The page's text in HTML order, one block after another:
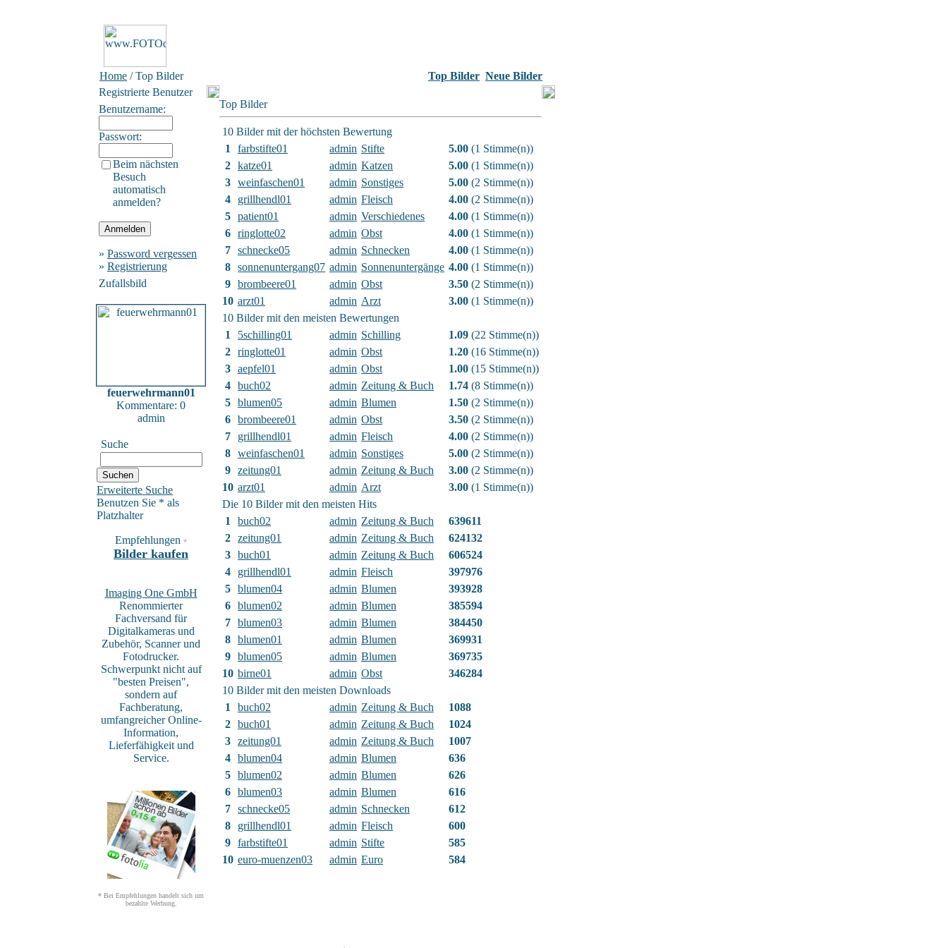
Home / Top Bilder Top Bilder Neue Bilder
Registrierte Benutzer
Benutzername:
Passwort:
Beim nächsten
Besuch
automatisch
anmelden?
» Password vergessen
» Registrierung
Zufallsbild
feuerwehrmann01
Kommentare: 0
admin
Suche
Erweiterte Suche
Benutzen Sie * als
Platzhalter
Empfehlungen *
Bilder kaufen
Imaging One GmbH
Renommierter
Fachversand für
Digitalkameras und
Zubehör, Scanner und
Fotodrucker.
Schwerpunkt nicht auf
"besten Preisen",
sondern auf
Fachberatung,
umfangreicher Online-
Information,
Lieferfähigkeit und
Service.
* Bei Empfehlungen handelt sich um
bezahlte Werbung.
Top Bilder
10 Bilder mit der höchsten Bewertung
1
farbstifte01 admin Stifte 5.00 (1 Stimme(n))
2 katze01 admin Katzen 5.00 (1 Stimme(n))
3 weinfaschen01 admin Sonstiges 5.00 (2 Stimme(n))
4
grillhendl01 admin Fleisch 4.00 (2 Stimme(n))
5 patient01 admin Verschiedenes 4.00 (1 Stimme(n))
6 ringlotte02 admin Obst 4.00 (1 Stimme(n))
7 schnecke05 admin Schnecken 4.00 (1 Stimme(n))
8 sonnenuntergang07 admin Sonnenuntergänge 4.00 (1 Stimme(n))
9 brombeere01 admin Obst 3.50 (2 Stimme(n))
10 arzt01 admin Arzt 3.00 (1 Stimme(n))
10 Bilder mit den meisten Bewertungen
1
5schilling01 admin Schilling 1.09 (22 Stimme(n))
2 ringlotte01 admin Obst 1.20 (16 Stimme(n))
3 aepfel01 admin Obst 1.00 (15 Stimme(n))
4 buch02 admin Zeitung & Buch 1.74 (8 Stimme(n))
5 blumen05 admin Blumen 1.50 (2 Stimme(n))
6 brombeere01 admin Obst 3.50 (2 Stimme(n))
7
grillhendl01 admin Fleisch 4.00 (2 Stimme(n))
8 weinfaschen01 admin Sonstiges 5.00 (2 Stimme(n))
9 zeitung01 admin Zeitung & Buch 3.00 (2 Stimme(n))
10 arzt01 admin Arzt 3.00 (1 Stimme(n))
Die 10 Bilder mit den meisten Hits
1
buch02 admin Zeitung & Buch
639611
2 zeitung01 admin Zeitung & Buch
624132
3 buch01 admin Zeitung & Buch
606524
4
grillhendl01 admin Fleisch
397976
5 blumen04 admin Blumen
393928
6 blumen02 admin Blumen
385594
7 blumen03 admin Blumen
384450
8 blumen01 admin Blumen
369931
9 blumen05 admin Blumen
369735
10 birne01 admin Obst
346284
10 Bilder mit den meisten Downloads
1
buch02 admin Zeitung & Buch
1088
2 buch01 admin Zeitung & Buch
1024
3 zeitung01 admin Zeitung & Buch
1007
4 blumen04 admin Blumen
636
5 blumen02 admin Blumen
626
6 blumen03 admin Blumen
616
7 schnecke05 admin Schnecken
612
8
grillhendl01 admin Fleisch
600
9 farbstifte01 admin Stifte
585
10 euro-muenzen03 admin Euro 584